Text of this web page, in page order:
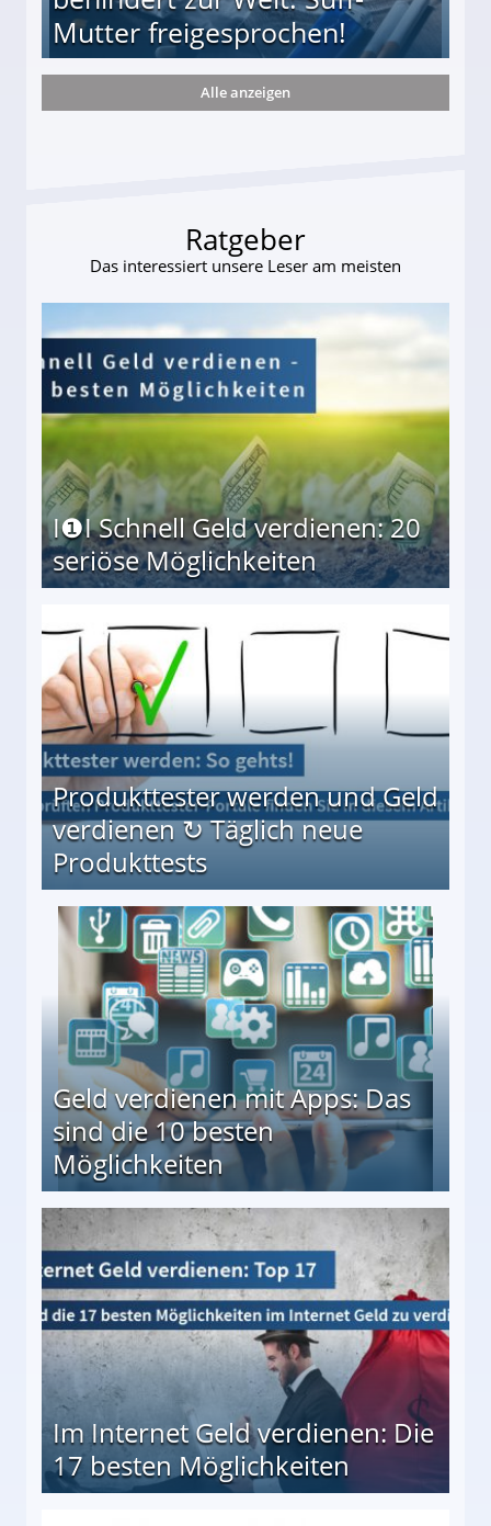
Mutter freigesprochen!
Mutter freigesprochen!
Alle anzeigen
Ratgeber
Das interessiert unsere Leser am meisten
I❶I Schnell Geld verdienen: 20
seriöse Möglichkeiten
Produkttester werden und Geld
verdienen ↻ Täglich neue
Produkttests
↻ Täglich neue Produkttests
Geld verdienen mit Apps: Das
sind die 10 besten
Möglichkeiten
besten Möglichkeiten
Im Internet Geld verdienen: Die
17 besten Möglichkeiten